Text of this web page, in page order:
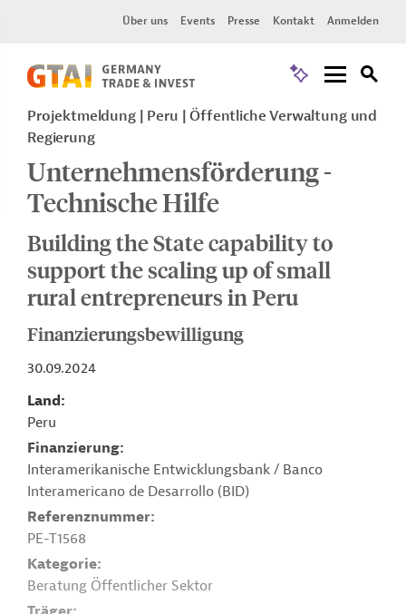
Über uns Events Presse Kontakt Anmelden
Projektmeldung Peru
Öffentliche Verwaltung und
Regierung
Unternehmensförderung -
Technische Hilfe
Building the State capability to
support the scaling up of small
rural entrepreneurs in Peru
Finanzierungsbewilligung
30.09.2024
Land
Peru
Finanzierung
Interamerikanische Entwicklungsbank / Banco
Interamericano de Desarrollo (BID)
Referenznummer
PE-T1568
Kategorie
Beratung Öffentlicher Sektor